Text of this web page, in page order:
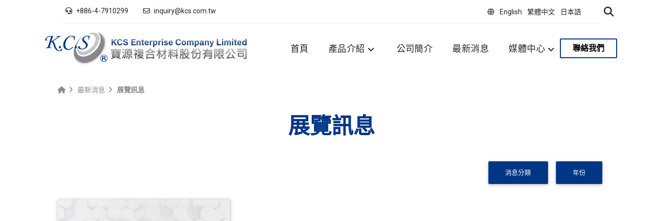
+886-4-7910299 inquiry@kcs.com.tw English 繁體中文 日本語
聯絡我們
首頁 產品介紹 公司簡介 最新消息 媒體中心
最新消息 展覽訊息
展覽訊息
消息分類 年份